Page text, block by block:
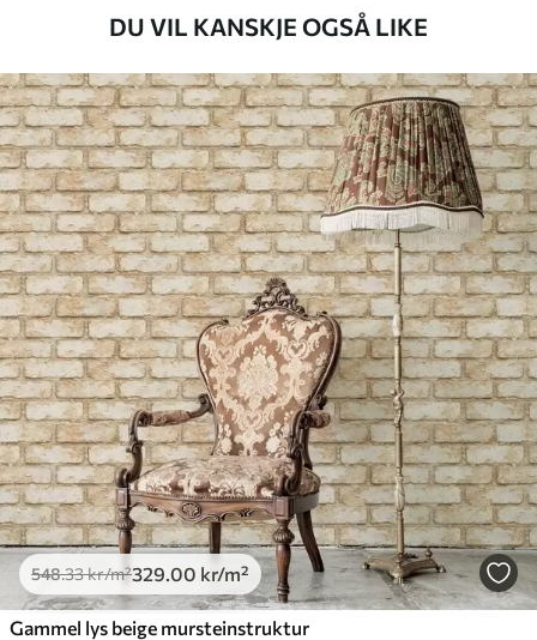
Rengjøring
Tapetet kan rengjøres skånsomt med en
rengjøres med vann.
Påføringsmetode Sømløs applikasjon
Tilgjengelige materialer
Standard
548.33329.00kr/m²
Premium
665.00399.00kr/m²
Premium vinyl
650.00390.00kr/m²
DU VIL KANSKJE OGSÅ LIKE
548.33kr/m²329.00 kr/m²
Gammel lys beige mursteinstruktur